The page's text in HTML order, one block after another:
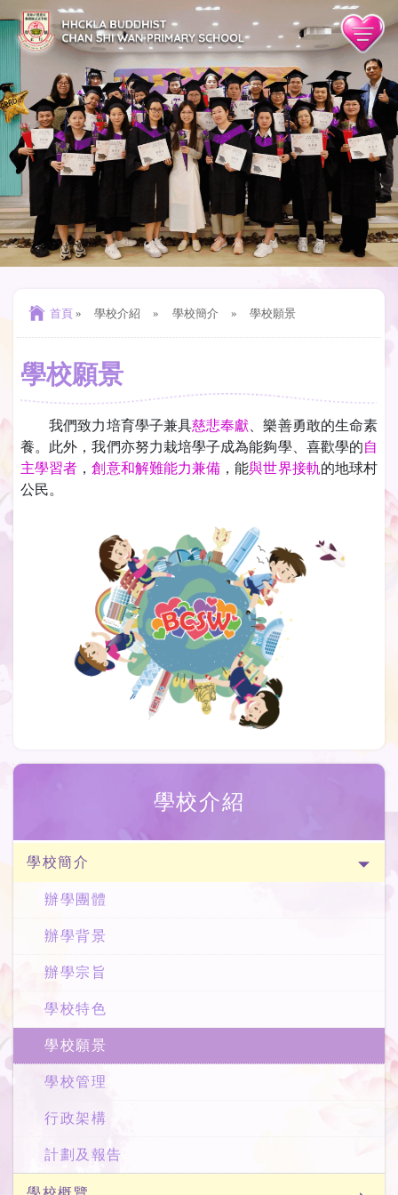
學校介紹
學校簡介
辦學團體
辦學背景
辦學宗旨
學校特色
學校願景
學校管理
行政架構
計劃及報告
首頁 » 學校介紹 » 學校簡介 » 學校願景
學校願景
我們致力培育學子兼具慈悲奉獻 、樂善勇敢的生命素
養。此外，我們亦努力栽培學子成為能夠學、喜歡學的自
主學習者 ，創意和解難能力兼備 ，能與世界接軌 的地球村
公民。